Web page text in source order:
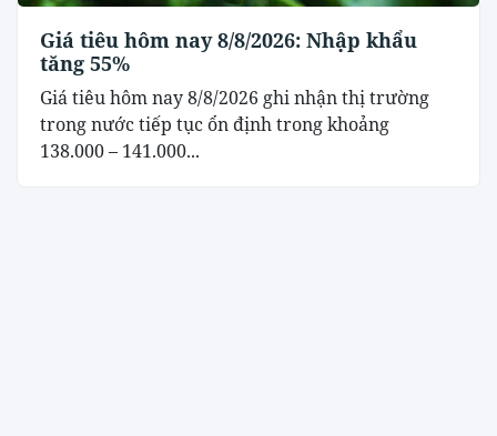
Giá tiêu hôm nay 8/8/2026: Nhập khẩu
tăng 55%
Giá tiêu hôm nay 8/8/2026 ghi nhận thị trường
trong nước tiếp tục ổn định trong khoảng
138.000 – 141.000...